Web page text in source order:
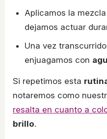
Aplicamos la
dejamos actuar
Una vez
enjuagamos con
Si repetimos esta
notaremos como
resalta en cuanto a
brillo.